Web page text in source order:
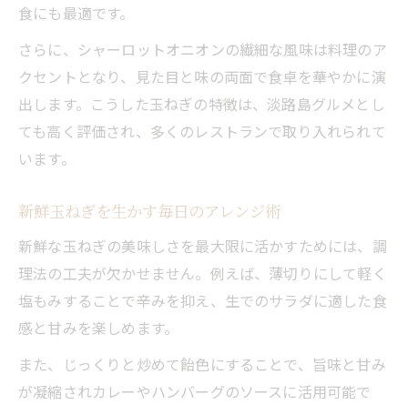
食にも最適です。
さらに、シャーロットオニオンの繊細な風味は料理のア
クセントとなり、見た目と味の両面で食卓を華やかに演
出します。こうした玉ねぎの特徴は、淡路島グルメとし
ても高く評価され、多くのレストランで取り入れられて
います。
新鮮玉ねぎを生かす毎日のアレンジ術
新鮮な玉ねぎの美味しさを最大限に活かすためには、調
理法の工夫が欠かせません。例えば、薄切りにして軽く
塩もみすることで辛みを抑え、生でのサラダに適した食
感と甘みを楽しめます。
また、じっくりと炒めて飴色にすることで、旨味と甘み
が凝縮されカレーやハンバーグのソースに活用可能で